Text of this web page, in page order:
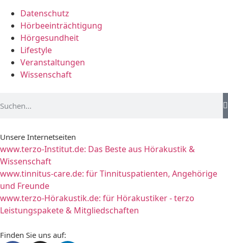
Datenschutz
Hörbeeinträchtigung
Hörgesundheit
Lifestyle
Veranstaltungen
Wissenschaft
Unsere Internetseiten
www.terzo-Institut.de: Das Beste aus Hörakustik &
Wissenschaft
www.tinnitus-care.de: für Tinnituspatienten, Angehörige
und Freunde
www.terzo-Hörakustik.de: für Hörakustiker - terzo
Leistungspakete & Mitgliedschaften
Finden Sie uns auf: